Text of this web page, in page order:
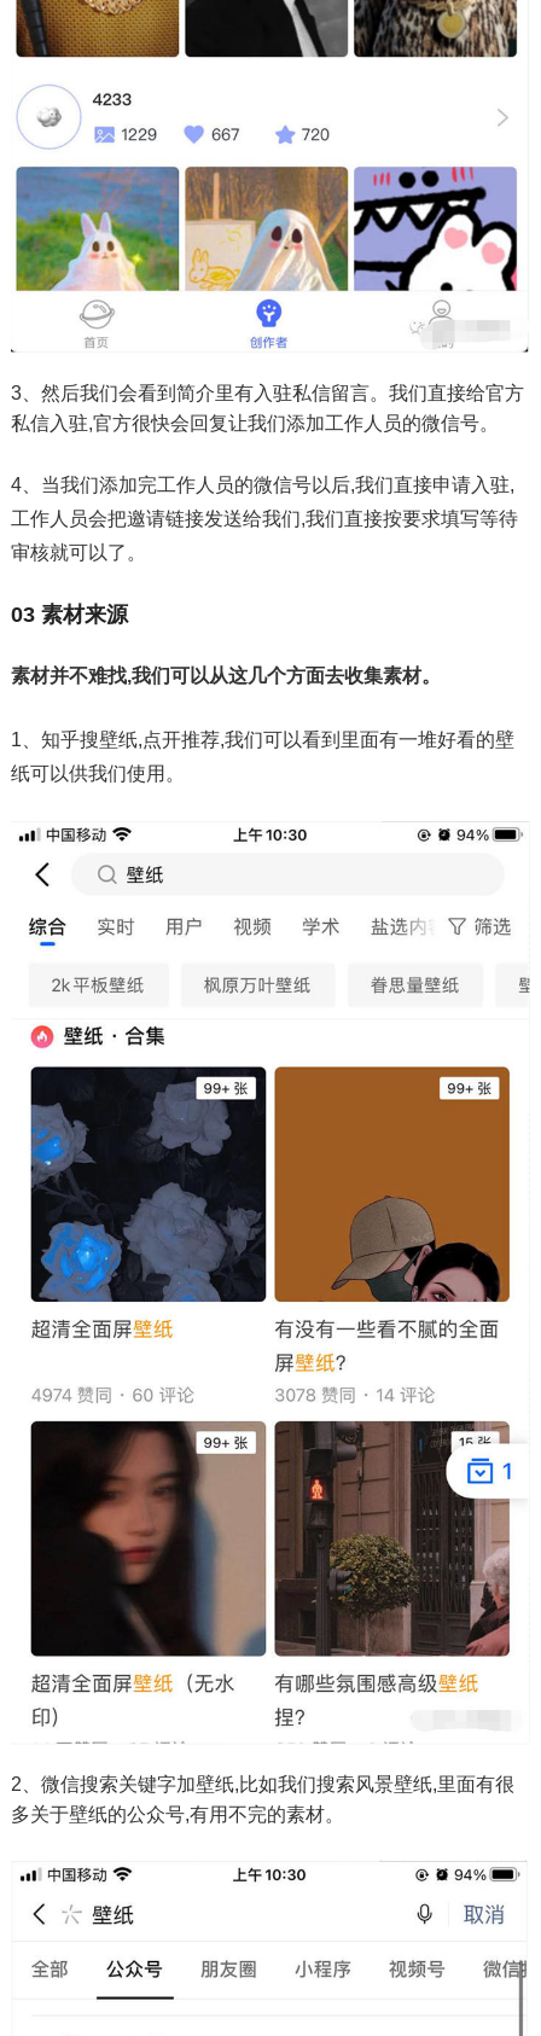
3、然后我们会看到简介里有入驻私信留言。我们直接给官方
私信入驻,官方很快会回复让我们添加工作人员的微信号。
4、当我们添加完工作人员的微信号以后,我们直接申请入驻,
工作人员会把邀请链接发送给我们,我们直接按要求填写等待
审核就可以了。
03 素材来源
素材并不难找,我们可以从这几个方面去收集素材。
1、知乎搜壁纸,点开推荐,我们可以看到里面有一堆好看的壁
纸可以供我们使用。
2、微信搜索关键字加壁纸,比如我们搜索风景壁纸,里面有很
多关于壁纸的公众号,有用不完的素材。